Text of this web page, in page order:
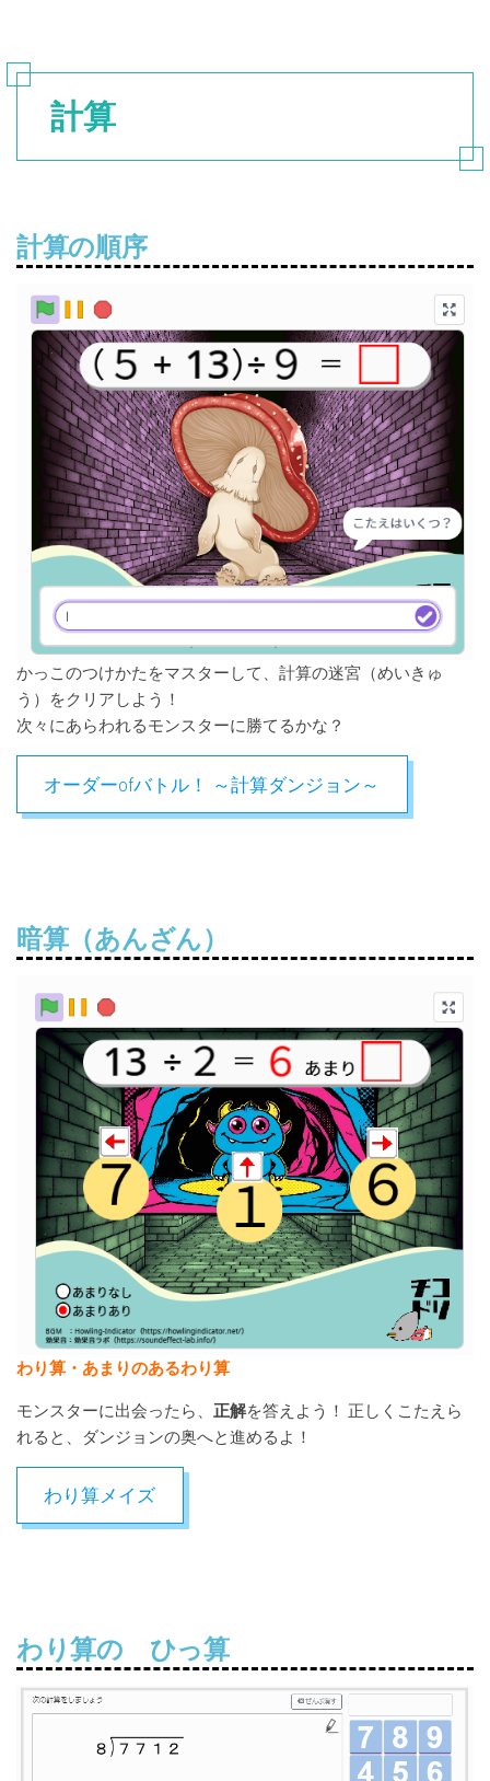
計算
計算の順序
かっこのつけかたをマスターして、計算の迷宮（めいきゅ
う）をクリアしよう！
次々にあらわれるモンスターに勝てるかな？
オーダーofバトル！ ～計算ダンジョン～
暗算（あんざん）
わり算・あまりのあるわり算
モンスターに出会ったら、 正解を答えよう！ 正しくこたえら
れると、ダンジョンの奥へと進めるよ！
わり算メイズ
わり算の ひっ算